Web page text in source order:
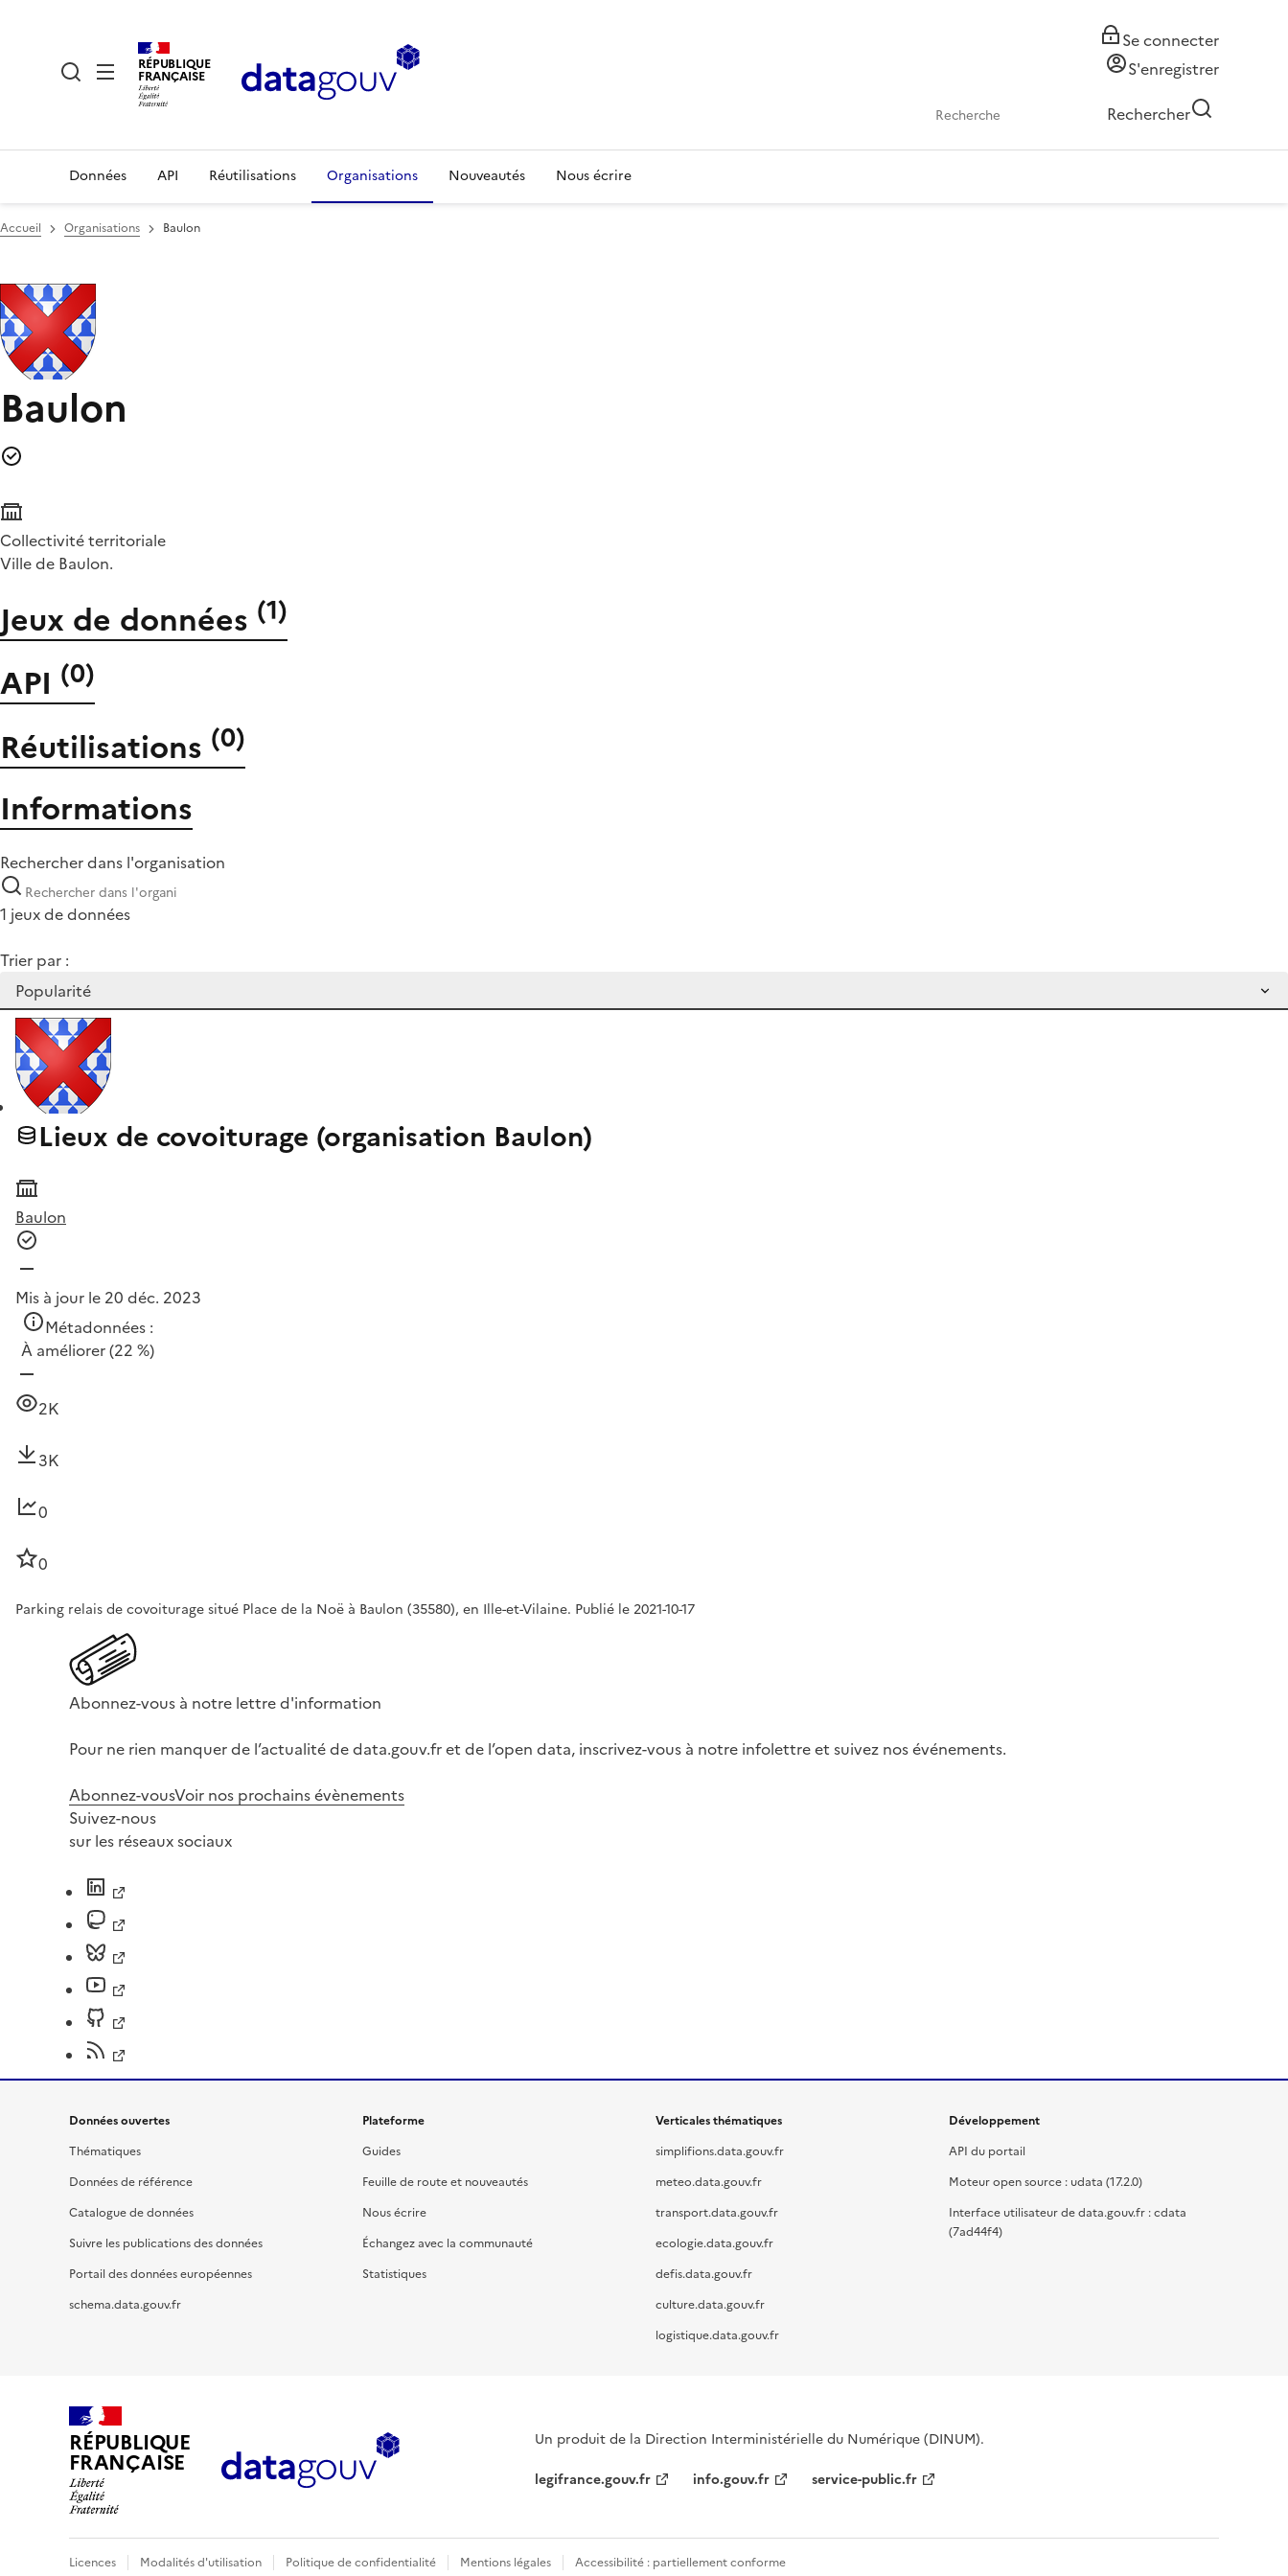
RÉPUBLIQUE
FRANÇAISE
Se connecter
S'enregistrer
Rechercher
Données API Réutilisations Organisations Nouveautés Nous écrire
Accueil Organisations Baulon
Baulon
Collectivité territoriale
Ville de Baulon.
Jeux de données (1)
API (0)
Réutilisations (0)
Informations
Rechercher dans l'organisation
1 jeux de données
Trier par :
Lieux de covoiturage (organisation Baulon)
Baulon
Mis à jour le 20 déc. 2023
Métadonnées :
À améliorer(22 %)
2K
3K
0
0
Parking relais de covoiturage situé Place de la Noë à Baulon (35580), en Ille-et-Vilaine. Publié le 2021-10-17
Abonnez-vous à notre lettre d'information
Pour ne rien manquer de l’actualité de data.gouv.fr et de l’open data, inscrivez-vous à notre infolettre et suivez nos événements.
Abonnez-vousVoir nos prochains évènements
Suivez-nous
sur les réseaux sociaux
Données ouvertes
Thématiques
Données de référence
Catalogue de données
Suivre les publications des données
Portail des données européennes
schema.data.gouv.fr
Plateforme
Guides
Feuille de route et nouveautés
Nous écrire
Échangez avec la communauté
Statistiques
Verticales thématiques
simplifions.data.gouv.fr
meteo.data.gouv.fr
transport.data.gouv.fr
ecologie.data.gouv.fr
defis.data.gouv.fr
culture.data.gouv.fr
logistique.data.gouv.fr
Développement
API du portail
Moteur open source : udata (17.2.0)
Interface utilisateur de data.gouv.fr : cdata
(7ad44f4)
RÉPUBLIQUE
FRANÇAISE
Un produit de la Direction Interministérielle du Numérique (DINUM).
legifrance.gouv.fr
info.gouv.fr service-public.fr
Licences Modalités d'utilisation Politique de confidentialité Mentions légales Accessibilité : partiellement conforme